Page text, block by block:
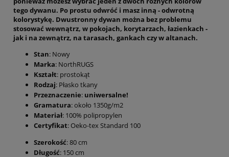
tego dywanu. Po prostu odwróć i masz inną - odwrotną
kolorystykę. Dwustronny dywan można bez problemu
stosować wewnątrz, w pokojach, korytarzach, łazienkach -
jak i na zewnątrz, na tarasach, gankach czy w altanach.
Stan: Nowy
Marka: NorthRUGS
Kształt: prostokąt
Rodzaj: Płasko tkany
Przeznaczenie: uniwersalne!
Gramatura: około 1350g/m2
Materiał: 100% polipropylen
Certyfikat: Oeko-tex Standard 100
Szerokość: 80 cm
Długość: 150 cm